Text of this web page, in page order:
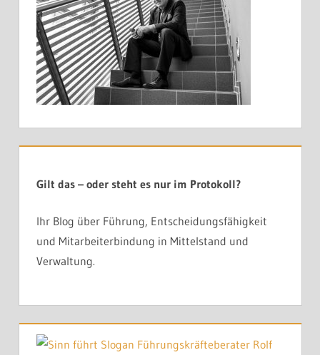
Gilt das – oder steht es nur im Protokoll?
Ihr Blog über Führung, Entscheidungsfähigkeit
und Mitarbeiterbindung in Mittelstand und
Verwaltung.